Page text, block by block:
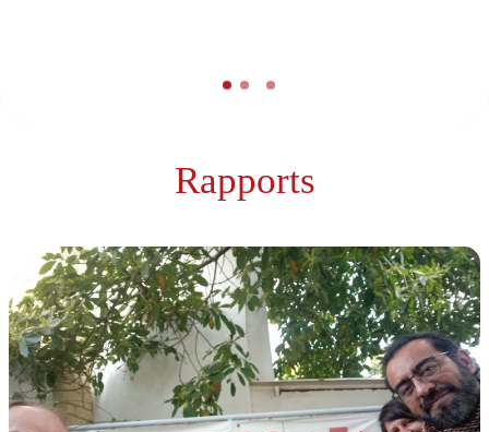
Rapports